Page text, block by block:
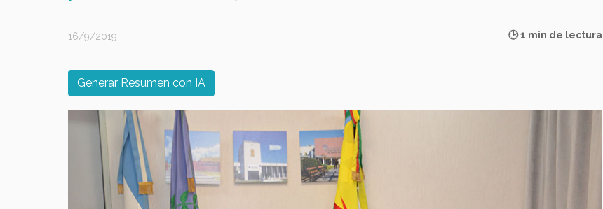
16/9/2019 🕒 1 min de lectura
Generar Resumen con IA